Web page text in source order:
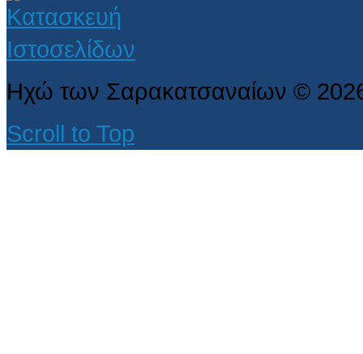
Ηχώ των Σαρακατσαναίων ©
Scroll to Top